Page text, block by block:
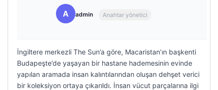
A admin Anahtar yönetici
İngiltere merkezli The Sun’a göre, Macaristan’ın başkenti
Budapeşte’de yaşayan bir hastane hademesinin evinde
yapılan aramada insan kalıntılarından oluşan dehşet verici
bir koleksiyon ortaya çıkarıldı. İnsan vücut parçalarına ilgi